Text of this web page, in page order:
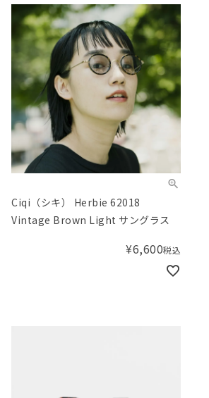
Ciqi（シキ） Herbie 62018
Vintage Brown Light サングラス
¥6,600税込